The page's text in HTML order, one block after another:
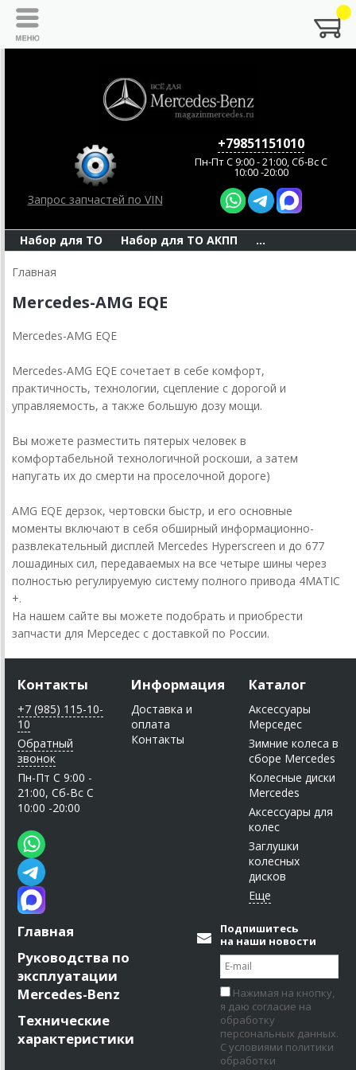
Запрос запчастей по VIN
+79851151010
Пн-Пт C 9:00 - 21:00, Сб-Вс С
10:00 -20:00
Набор для ТО Набор для ТО АКПП ...
Главная
Mercedes-AMG EQE
Mercedes-AMG EQE
Mercedes-AMG EQE сочетает в себе комфорт,
практичность, технологии, сцепление с дорогой и
управляемость, а также большую дозу мощи.
Вы можете разместить пятерых человек в
комфортабельной технологичной роскоши, а затем
напугать их до смерти на проселочной дороге)
AMG EQE дерзок, чертовски быстр, и его основные
моменты включают в себя обширный информационно-
развлекательный дисплей Mercedes Hyperscreen и до 677
лошадиных сил, передаваемых на все четыре шины через
полностью регулируемую систему полного привода 4MATIC
+.
На нашем сайте вы можете подобрать и приобрести
запчасти для Мерседес с доставкой по России.
Контакты
+7 (985) 115-10-
10
Обратный
звонок
Пн-Пт C 9:00 -
21:00, Сб-Вс С
10:00 -20:00
Информация
Доставка и
оплата
Контакты
Каталог
Аксессуары
Мерседес
Зимние колеса в
сборе Mercedes
Колесные диски
Mercedes
Аксессуары для
колес
Заглушки
колесных
дисков
Главная
Руководства по
эксплуатации
Mercedes-Benz
Технические
характеристики
Подпишитесь
на наши новости
Нажимая на кнопку,
я даю согласие на
обработку
персональных данных.
С условиями политики
обработки